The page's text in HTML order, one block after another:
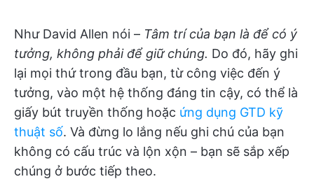
Như David Allen nói – Tâm trí của bạn là để có ý
tưởng, không phải để giữ chúng. Do đó, hãy ghi
lại mọi thứ trong đầu bạn, từ công việc đến ý
tưởng, vào một hệ thống đáng tin cậy, có thể là
giấy bút truyền thống hoặc ứng dụng GTD kỹ
thuật số. Và đừng lo lắng nếu ghi chú của bạn
không có cấu trúc và lộn xộn – bạn sẽ sắp xếp
chúng ở bước tiếp theo.